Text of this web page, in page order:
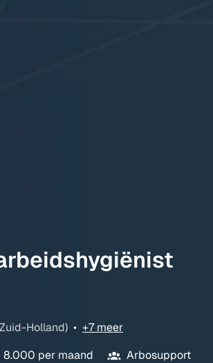
Zuid-Holland) • +7 meer
per maand
Arbosupport